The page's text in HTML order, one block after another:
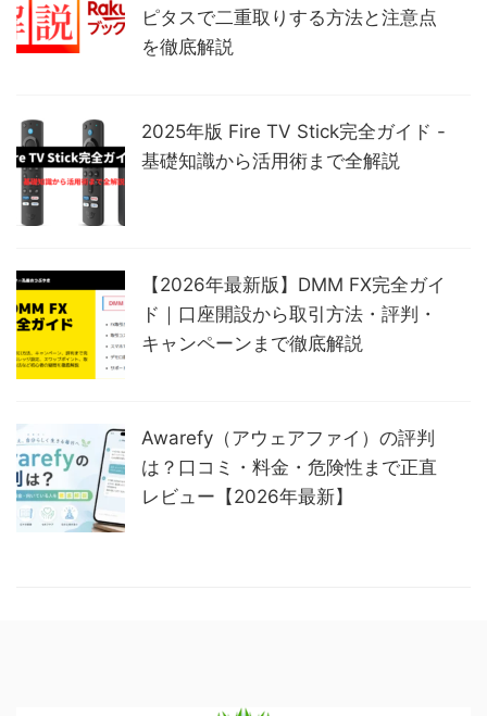
ピタスで二重取りする方法と注意点
を徹底解説
2025年版 Fire TV Stick完全ガイド -
基礎知識から活用術まで全解説
【2026年最新版】DMM FX完全ガイ
ド｜口座開設から取引方法・評判・
キャンペーンまで徹底解説
Awarefy（アウェアファイ）の評判
は？口コミ・料金・危険性まで正直
レビュー【2026年最新】